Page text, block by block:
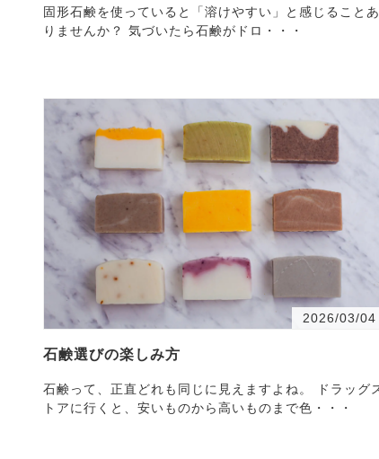
固形石鹸を使っていると「溶けやすい」と感じることあ
りませんか？ 気づいたら石鹸がドロ・・・
2026/03/04
石鹸選びの楽しみ方
石鹸って、正直どれも同じに見えますよね。 ドラッグス
トアに行くと、安いものから高いものまで色・・・